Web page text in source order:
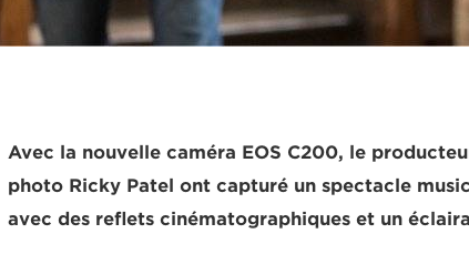
Avec la nouvelle caméra EOS C200, le
photo Ricky Patel ont capturé un spectacle
avec des reflets cinématographiques et un